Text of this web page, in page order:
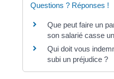
Questions ? Réponses !
Que peut faire un
son salarié casse
Qui doit vous
subi un préjudice ?